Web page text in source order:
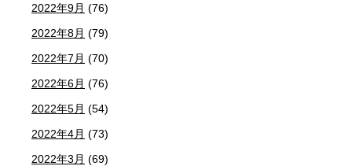
2022年9月 (76)
2022年8月 (79)
2022年7月 (70)
2022年6月 (76)
2022年5月 (54)
2022年4月 (73)
2022年3月 (69)